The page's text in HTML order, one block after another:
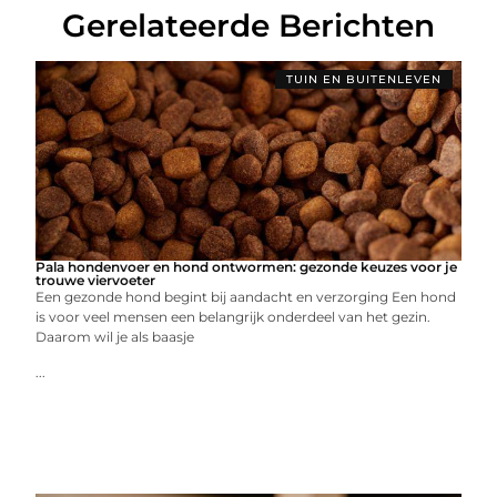
Gerelateerde Berichten
TUIN EN BUITENLEVEN
Pala hondenvoer en hond ontwormen: gezonde keuzes voor je
trouwe viervoeter
Een gezonde hond begint bij aandacht en verzorging Een hond
is voor veel mensen een belangrijk onderdeel van het gezin.
Daarom wil je als baasje
...